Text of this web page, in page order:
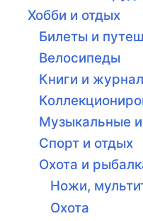
Хобби и отдых
Билеты и
Велосипеды
Книги и
Музыкальные
Спорт и отдых
Охота и
Ножи,
Охота